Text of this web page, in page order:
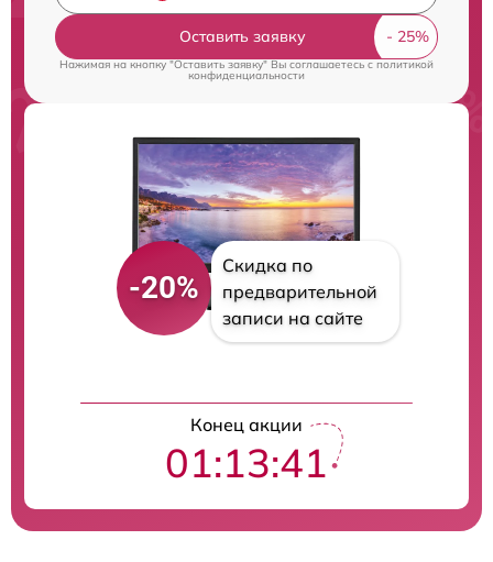
Оставить заявку
Нажимая на кнопку "Оставить заявку" Вы соглашаетесь cполитикой
конфиденциальности
-20%
Скидка по
предварительной
записи на сайте
Конец акции
01:13:41